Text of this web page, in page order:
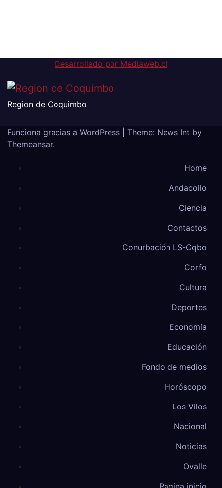
Desarrollado por Mediaweb.cl
Region de Coquimbo
Funciona gracias a WordPress
Theme: News Int by
Themeansar.
Home
Andacollo
Ciencia
Contactos
Conurbación LS-Cqbo
Corfo
Cultura
Deportes
Economía
Educación
Fondo de medios
Horóscopo
Los Vilos
Nacional
Noticias
Ovalle
Pagina inicio